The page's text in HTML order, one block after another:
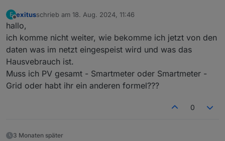
E
Offline
exitusschrieb am 18. Aug. 2024, 11:46
zuletzt editiert von
hallo,
ich komme nicht weiter, wie bekomme ich jetzt von den
daten was im netzt eingespeist wird und was das
Hausvebrauch ist.
Muss ich PV gesamt - Smartmeter oder Smartmeter -
Grid oder habt ihr ein anderen formel???
0
3 Monaten später